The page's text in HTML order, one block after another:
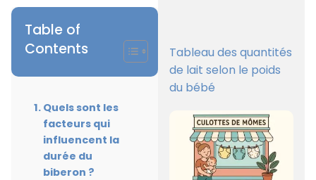
Table of
Contents
Quels sont les
facteurs qui
influencent la
durée du
biberon ?
Tableau des quantités
de lait selon le poids
du bébé